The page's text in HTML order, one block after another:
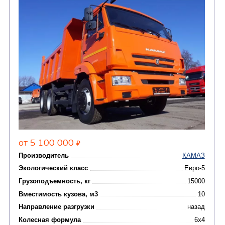
АВТОБУСЫ
Вахтовые автобусы(3)
АВТОЦИСТЕРНЫ
Автотопливозаправщики
CHAMELEON (г. Егорьевск)
(8)
Молоковозы, водовозы (7)
Автогудронаторы
установки (КМУ)
КОММУНАЛЬНАЯ
ТЕХНИКА
Комбинированные
машины(18)
Вакуумные машины
Илососные машины
Каналопромывочные
Мусоровозы